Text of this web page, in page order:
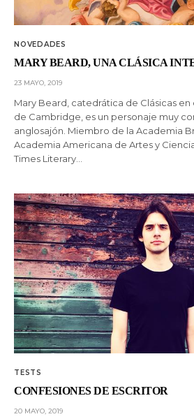
NOVEDADES
MARY BEARD, UNA CLÁSICA
23 MAYO, 2019
Mary Beard, catedrática de Clásicas
de Cambridge, es un personaje muy
anglosajón. Miembro de la Academia
Academia Americana de Artes y
Times Literary…
TESTS
CONFESIONES DE ESCRITOR
20 MAYO, 2019